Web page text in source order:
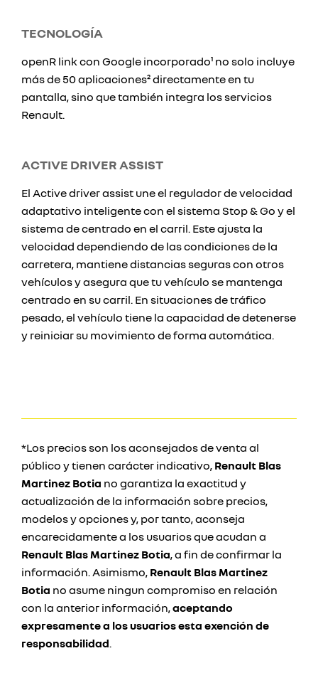
TECNOLOGÍA
openR link con Google incorporado¹ no solo incluye
más de 50 aplicaciones² directamente en tu
pantalla, sino que también integra los servicios
Renault.
ACTIVE DRIVER ASSIST
El Active driver assist une el regulador de velocidad
adaptativo inteligente con el sistema Stop & Go y el
sistema de centrado en el carril. Este ajusta la
velocidad dependiendo de las condiciones de la
carretera, mantiene distancias seguras con otros
vehículos y asegura que tu vehículo se mantenga
centrado en su carril. En situaciones de tráfico
pesado, el vehículo tiene la capacidad de detenerse
y reiniciar su movimiento de forma automática.
*Los precios son los aconsejados de venta al
público y tienen carácter indicativo, Renault Blas
Martinez Botia no garantiza la exactitud y
actualización de la información sobre precios,
modelos y opciones y, por tanto, aconseja
encarecidamente a los usuarios que acudan a
Renault Blas Martinez Botia, a fin de confirmar la
información. Asimismo, Renault Blas Martinez
Botia no asume ningun compromiso en relación
con la anterior información,aceptando
expresamente a los usuarios esta exención de
responsabilidad.